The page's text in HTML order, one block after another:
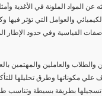
عن المواد الملونة في الأغذية
والعوامل التي تؤثر فيها
القياسية وفي حدود الإطار
والطلاب والعاملين والمهتمين
علي مكوناتها وطرق تحليلها